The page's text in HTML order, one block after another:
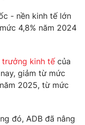
- nền kinh tế lớn
4,8% năm 2024
trưởng kinh tếcủa
giảm từ mức
2025, từ mức
đó, ADB đã nâng